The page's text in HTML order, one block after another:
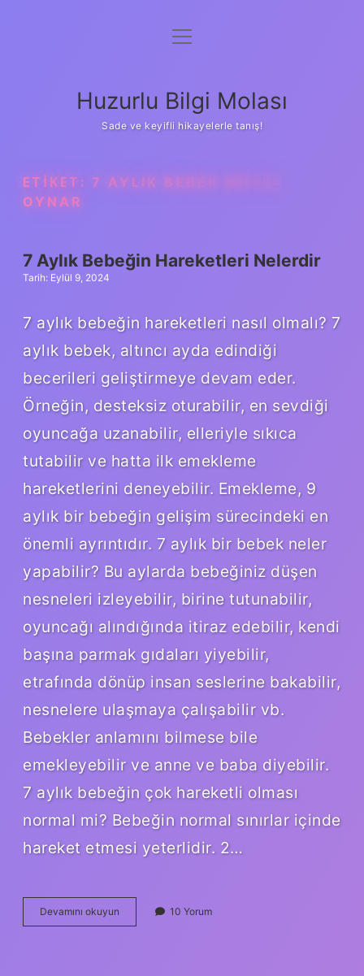
Anasayfa
Yasal Uyarı
menüyü
Huzurlu Bilgi Molası
Sade ve keyifli hikayelerle tanış!
ETIKET: 7 AYLIK BEBEK NEYLE
OYNAR
7 Aylık Bebeğin Hareketleri Nelerdir
Tarih: Eylül 9, 2024
7 aylık bebeğin hareketleri nasıl olmalı? 7
aylık bebek, altıncı ayda edindiği
becerileri geliştirmeye devam eder.
Örneğin, desteksiz oturabilir, en sevdiği
oyuncağa uzanabilir, elleriyle sıkıca
tutabilir ve hatta ilk emekleme
hareketlerini deneyebilir. Emekleme, 9
aylık bir bebeğin gelişim sürecindeki en
önemli ayrıntıdır. 7 aylık bir bebek neler
yapabilir? Bu aylarda bebeğiniz düşen
nesneleri izleyebilir, birine tutunabilir,
oyuncağı alındığında itiraz edebilir, kendi
başına parmak gıdaları yiyebilir,
etrafında dönüp insan seslerine bakabilir,
nesnelere ulaşmaya çalışabilir vb.
Bebekler anlamını bilmese bile
emekleyebilir ve anne ve baba diyebilir.
7 aylık bebeğin çok hareketli olması
normal mi? Bebeğin normal sınırlar içinde
hareket etmesi yeterlidir. 2…
Devamını okuyun
Aylık
10 Yorum